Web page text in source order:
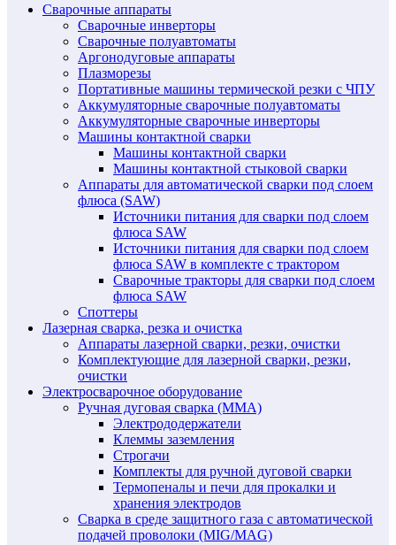
Сварочные аппараты
Сварочные инверторы
Сварочные полуавтоматы
Аргонодуговые аппараты
Плазморезы
Портативные машины термической резки с ЧПУ
Аккумуляторные сварочные полуавтоматы
Аккумуляторные сварочные инверторы
Машины контактной сварки
Машины контактной сварки
Машины контактной стыковой сварки
Аппараты для автоматической сварки под слоем
флюса (SAW)
Источники питания для сварки под слоем
флюса SAW
Источники питания для сварки под слоем
флюса SAW в комплекте с трактором
Сварочные тракторы для сварки под слоем
флюса SAW
Споттеры
Лазерная сварка, резка и очистка
Аппараты лазерной сварки, резки, очистки
Комплектующие для лазерной сварки, резки,
очистки
Электросварочное оборудование
Ручная дуговая сварка (MMA)
Электрододержатели
Клеммы заземления
Строгачи
Комплекты для ручной дуговой сварки
Термопеналы и печи для прокалки и
хранения электродов
Сварка в среде защитного газа с автоматической
подачей проволоки (MIG/MAG)